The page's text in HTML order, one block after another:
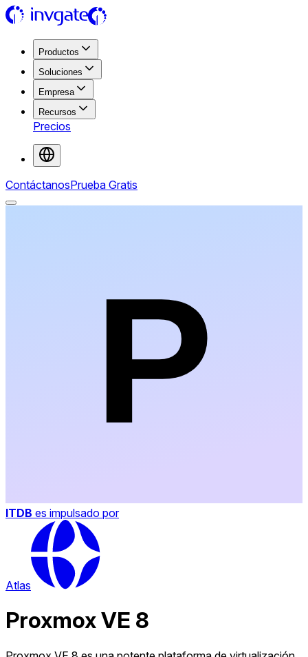
Productos
Soluciones
Empresa
Recursos
Precios
ContáctanosPrueba Gratis
ITDB es impulsado por
Atlas
Proxmox VE 8